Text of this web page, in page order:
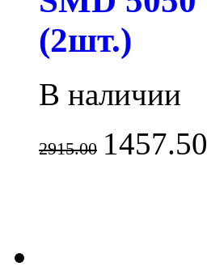
(2шт.)
В наличии
2915.00 1457.50